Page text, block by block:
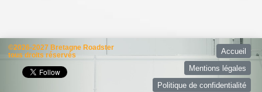
©2026-2027 Bretagne Roadster
tous droits réservés
Accueil
Mentions légales
Politique de confidentialité